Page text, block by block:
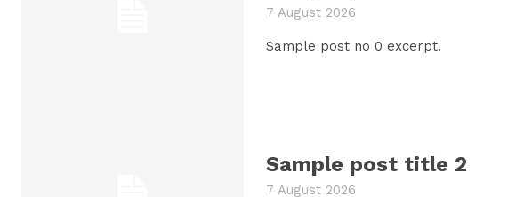
7 August 2026
Sample post no 0 excerpt.
Sample post title 2
7 August 2026